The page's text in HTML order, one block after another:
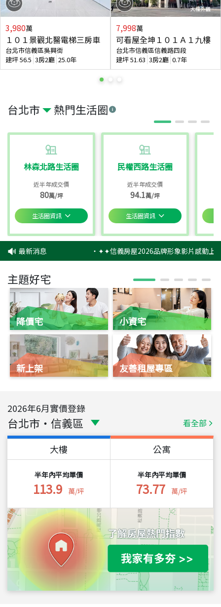
台北市 熱門生活圈
林森北路生活圈
近半年成交價
80萬/坪
生活圈資訊
民權西路生活圈
近半年成交價
94.1萬/坪
生活圈資訊
3,980萬
１０１景觀北醫電梯三房車
台北市信義區吳興街
建坪56.5 3房2廳 25.0年
7,998萬
可看屋全坤１０１Ａ１九樓
台北市信義區信義路四段
建坪51.63 3房2廳 0.7年
最新消息 ‧✦✦信義房屋2026品牌形象影片感動上
主題好宅
降價宅
新上架
小資宅
友善租屋專區
2026年6月實價登錄
台北市 ・ 信義區 看全部
大樓
半年內平均單價
113.9 萬/坪
公寓
半年內平均單價
73.77 萬/坪